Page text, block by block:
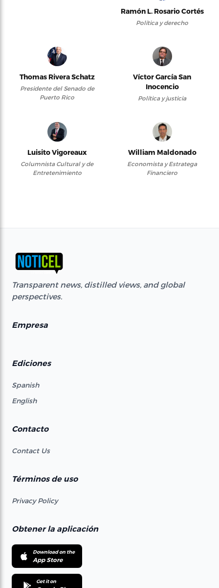
Ramón L. Rosario Cortés
Política y derecho
Thomas Rivera Schatz
Presidente del Senado de
Puerto Rico
Víctor García San
Inocencio
Política y justicia
Luisito Vigoreaux
Columnista Cultural y de
Entretenimiento
William Maldonado
Economista y Estratega
Financiero
Transparent news, distilled views, and global
perspectives.
Empresa
Ediciones
Spanish
English
Contacto
Contact Us
Términos de uso
Privacy Policy
Obtener la aplicación
Download on the
App Store
Get it on